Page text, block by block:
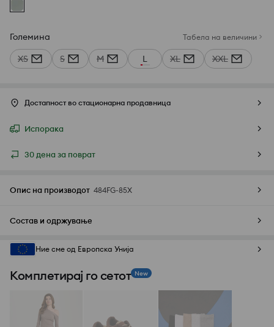
Големина Табела на величини
XS S M L XL XXL
Достапност во стационарна продавница
Испорака
30 дена за поврат
Опис на производот 484FG-85X
Состав и одржување
Ние сме од Европска Унија
Комплетирај го сетот New